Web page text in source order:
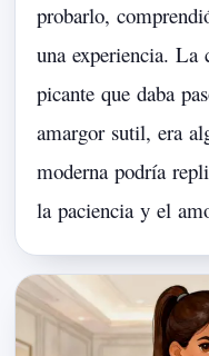
probarlo,
una experiencia. La
picante que daba
amargor sutil, era
moderna podría
la paciencia y el